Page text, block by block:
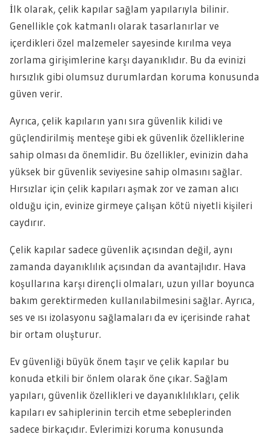
İlk olarak, çelik kapılar sağlam yapılarıyla bilinir.
Genellikle çok katmanlı olarak tasarlanırlar ve
içerdikleri özel malzemeler sayesinde kırılma veya
zorlama girişimlerine karşı dayanıklıdır. Bu da evinizi
hırsızlık gibi olumsuz durumlardan koruma konusunda
güven verir.
Ayrıca, çelik kapıların yanı sıra güvenlik kilidi ve
güçlendirilmiş menteşe gibi ek güvenlik özelliklerine
sahip olması da önemlidir. Bu özellikler, evinizin daha
yüksek bir güvenlik seviyesine sahip olmasını sağlar.
Hırsızlar için çelik kapıları aşmak zor ve zaman alıcı
olduğu için, evinize girmeye çalışan kötü niyetli kişileri
caydırır.
Çelik kapılar sadece güvenlik açısından değil, aynı
zamanda dayanıklılık açısından da avantajlıdır. Hava
koşullarına karşı dirençli olmaları, uzun yıllar boyunca
bakım gerektirmeden kullanılabilmesini sağlar. Ayrıca,
ses ve ısı izolasyonu sağlamaları da ev içerisinde rahat
bir ortam oluşturur.
Ev güvenliği büyük önem taşır ve çelik kapılar bu
konuda etkili bir önlem olarak öne çıkar. Sağlam
yapıları, güvenlik özellikleri ve dayanıklılıkları, çelik
kapıları ev sahiplerinin tercih etme sebeplerinden
sadece birkaçıdır. Evlerimizi koruma konusunda